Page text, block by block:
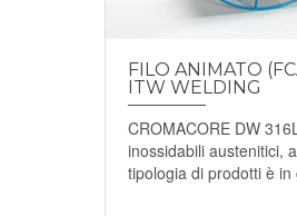
FILO ANIMATO
ITW WELDING
CROMACORE DW
inossidabili austenitici,
tipologia di prodotti è